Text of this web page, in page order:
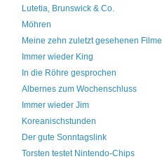
Lutetia, Brunswick & Co.
Möhren
Meine zehn zuletzt gesehenen Filme
Immer wieder King
In die Röhre gesprochen
Albernes zum Wochenschluss
Immer wieder Jim
Koreanischstunden
Der gute Sonntagslink
Torsten testet Nintendo-Chips